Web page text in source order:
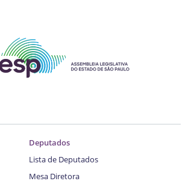
Deputados
Lista de Deputados
Mesa Diretora